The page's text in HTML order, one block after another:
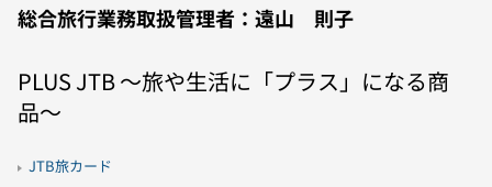
総合旅行業務取扱管理者：遠山 則子
PLUS JTB 〜旅や生活に「プラス」になる商
品〜
JTB旅カード